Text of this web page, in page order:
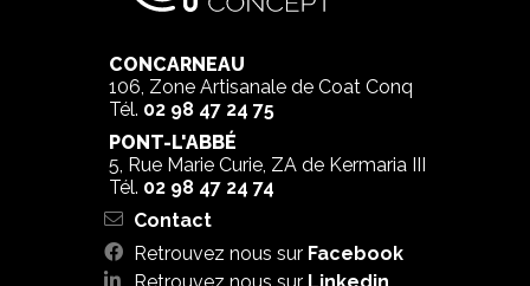
CONCARNEAU
106, Zone Artisanale de Coat Conq
Tél. 02 98 47 24 75
PONT-L'ABBÉ
5, Rue Marie Curie, ZA de Kermaria III
Tél. 02 98 47 24 74
Contact
Retrouvez nous sur Facebook